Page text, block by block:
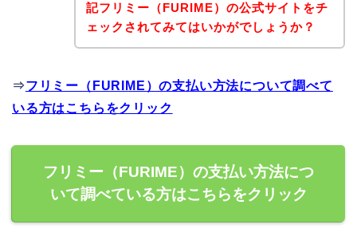
記フリミー（FURIME）の公式サイトをチ
ェックされてみてはいかがでしょうか？
⇒フリミー（FURIME）の支払い方法について調べて
いる方はこちらをクリック
フリミー（FURIME）の支払い方法につ
いて調べている方はこちらをクリック